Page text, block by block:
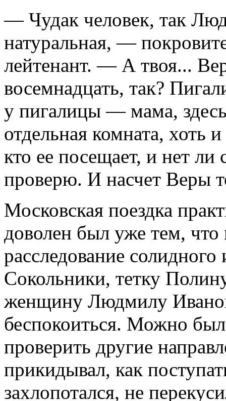
— Чудак человек, так
натуральная, —
лейтенант. — А твоя...
восемнадцать, так?
у пигалицы — мама,
отдельная комната, хоть
кто ее посещает, и нет
проверю. И насчет Веры
Московская поездка
доволен был уже тем, что
расследование
Сокольники, тетку
женщину Людмилу
беспокоиться. Можно
проверить другие
прикидывал, как
захлопотался, не